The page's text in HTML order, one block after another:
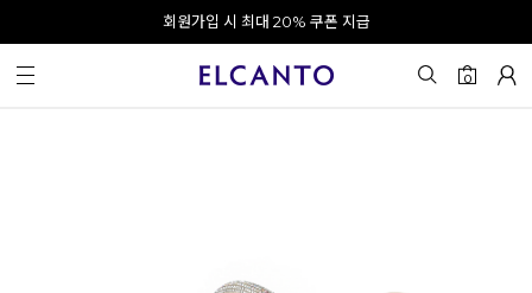
오전 10시 이전 결제 완료 시 오늘 출발!
회원가입 시 최대 20% 쿠폰 지급
0